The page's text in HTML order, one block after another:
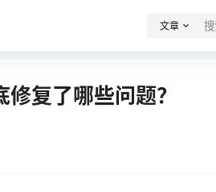
文章
复了哪些问题？